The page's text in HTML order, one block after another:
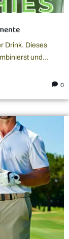
Drink. Dieses
und...
0